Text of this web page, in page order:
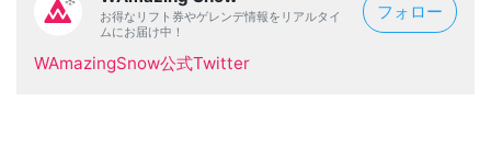
お得なリフト券やゲレンデ情報をリアルタイ
ムにお届け中！
フォロー
WAmazingSnow公式Twitter